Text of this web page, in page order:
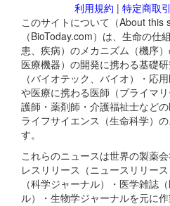
利用規約 | 特定商取
このサイトについて（About this
（BioToday.com）は、生命の仕
患、疾病）のメカニズム（機序）
医療機器）の開発に携わる基礎
（バイオテック、バイオ）・応
や医療に携わる医師（プライマ
護師・薬剤師・介護福祉士など
ライフサイエンス（生命科学）
す。
これらのニュースは世界の製薬
レスリリース（ニュースリリー
（科学ジャーナル）・医学雑誌
ル）・生物学ジャーナルを元に作